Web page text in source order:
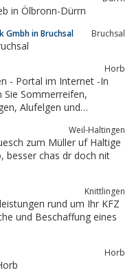
in Ölbronn-Dürrn
Gmbh in Bruchsal Bruchsal
Horb
Sie Sommerreifen,
absoluten Schnaeppchenpreisen.Weil-Haltingen
Knittlingen
rund um Ihr KFZ
und Beschaffung eines
Horb